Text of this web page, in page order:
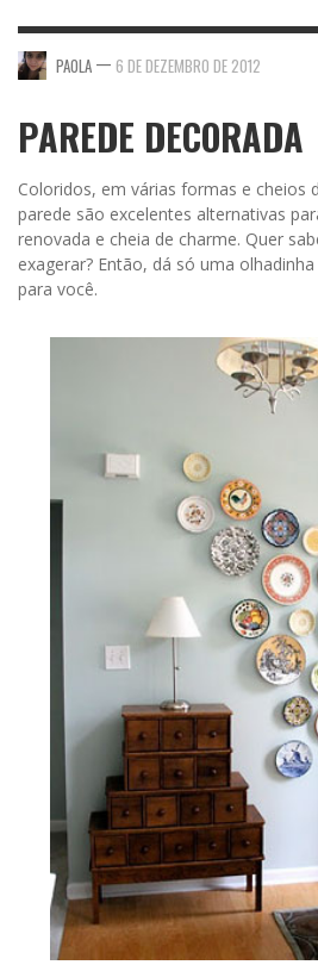
PAOLA — 6 DE DEZEMBRO DE 2012
PAREDE DECORADA
Coloridos, em várias formas e cheios
parede são excelentes alternativas
renovada e cheia de charme. Quer
exagerar? Então, dá só uma
para você.